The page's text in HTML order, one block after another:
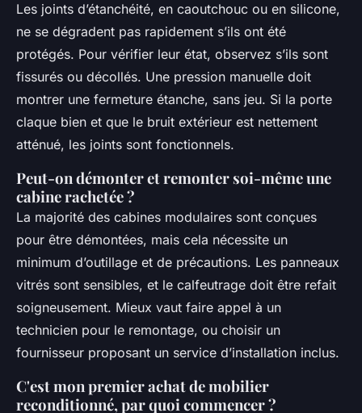
Les joints d’étanchéité, en caoutchouc ou en silicone,
ne se dégradent pas rapidement s’ils ont été
protégés. Pour vérifier leur état, observez s’ils sont
fissurés ou décollés. Une pression manuelle doit
montrer une fermeture étanche, sans jeu. Si la porte
claque bien et que le bruit extérieur est nettement
atténué, les joints sont fonctionnels.
Peut-on démonter et remonter soi-même une
cabine rachetée ?
La majorité des cabines modulaires sont conçues
pour être démontées, mais cela nécessite un
minimum d’outillage et de précautions. Les panneaux
vitrés sont sensibles, et le calfeutrage doit être refait
soigneusement. Mieux vaut faire appel à un
technicien pour le remontage, ou choisir un
fournisseur proposant un service d’installation inclus.
C'est mon premier achat de mobilier
reconditionné, par quoi commencer ?